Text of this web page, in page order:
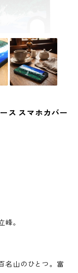
ス スマホカバー
。
名山のひとつ。富